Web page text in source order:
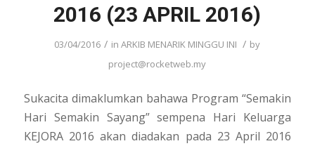
2016 (23 APRIL 2016)
03/04/2016 / inARKIB MENARIK MINGGU INI / by
project@rocketweb.my
Sukacita dimaklumkan bahawa Program “Semakin
Hari Semakin Sayang” sempena Hari Keluarga
KEJORA 2016 akan diadakan pada 23 April 2016